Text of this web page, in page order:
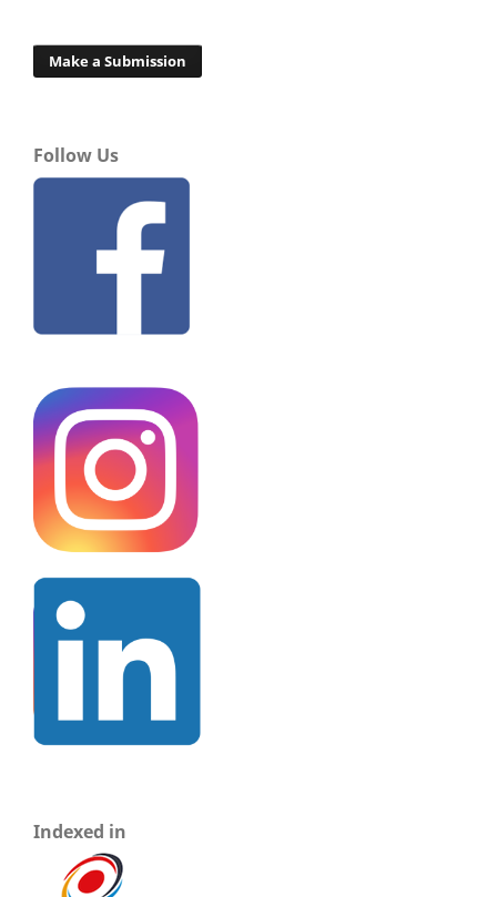
Make a Submission
Follow Us
Indexed in